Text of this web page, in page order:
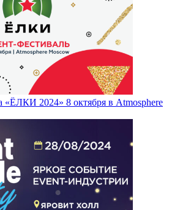
«ЁЛКИ 2024» 8 октября в Atmosphere